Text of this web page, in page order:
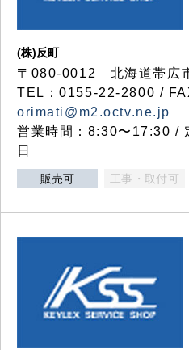
(株)反町
〒080-0012 北海道帯広
TEL：0155-22-2800 /
orimati@m2.octv.ne.jp
営業時間：8:30〜17:30 /
日
販売可 工事・取付可